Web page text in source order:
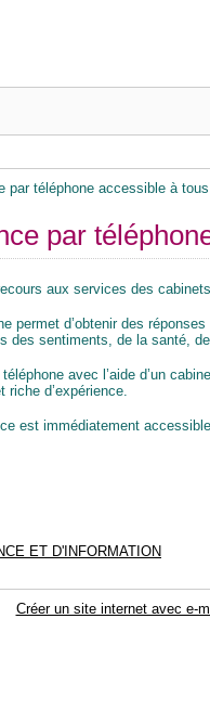
par téléphone accessible à tous
par
aux services des
permet d’obtenir des
des sentiments, de la santé,
avec l’aide d’un
d’expérience.
est immédiatement
ET D'INFORMATION
Créer un site internet avec e-